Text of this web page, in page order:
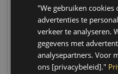
Op voorraad
Indien voorradig, verzending
binnen 2 a 3 werkdagen.
Boven de 50,- gratis
"We gebruiken cookies
advertenties te
verkeer te analyseren.
gegevens met
analysepartners. Voor
ons [privacybeleid]."